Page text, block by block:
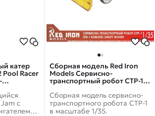
катер
Pool Racer
с
Сборная модель Red Iron
Models Сервисно-
транспортный робот СТР-1,
Сборная модель сервисно-
транспортного робота СТР-1
в масштабе 1/35.